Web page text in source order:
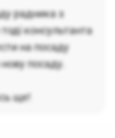
радника з
консультанта
на посаду
посаду.
ще!